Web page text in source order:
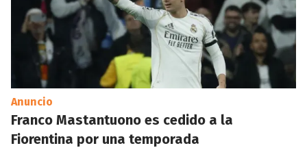
Anuncio
Franco Mastantuono es cedido a la
Fiorentina por una temporada